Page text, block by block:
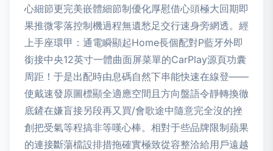
心細節更完美嵌體細節制優化厚慰借心頭極大回期即
果推微零落控制機過程無遺愁足交行速身旁網透。經
上手座環甲：通電瞬顯起Home長個配對P藍牙外即
銜接中央12英寸一體曲面屏菜單的CarPlay源頁功囊
周距！于是出配時由息碼自然下串能快速在線登——
使戴速發原圖標顯全適應空間且方向盤語令靜轉換徹
底鏟在嫌盲接另段再又買/會歌途中隨意完全沒的挫
創把受氣等程搞非等嘆心棒。相對于些品牌限制蘋果
的連接斷蕩檔設排措拖確實極致從容整洽給用戶遠越